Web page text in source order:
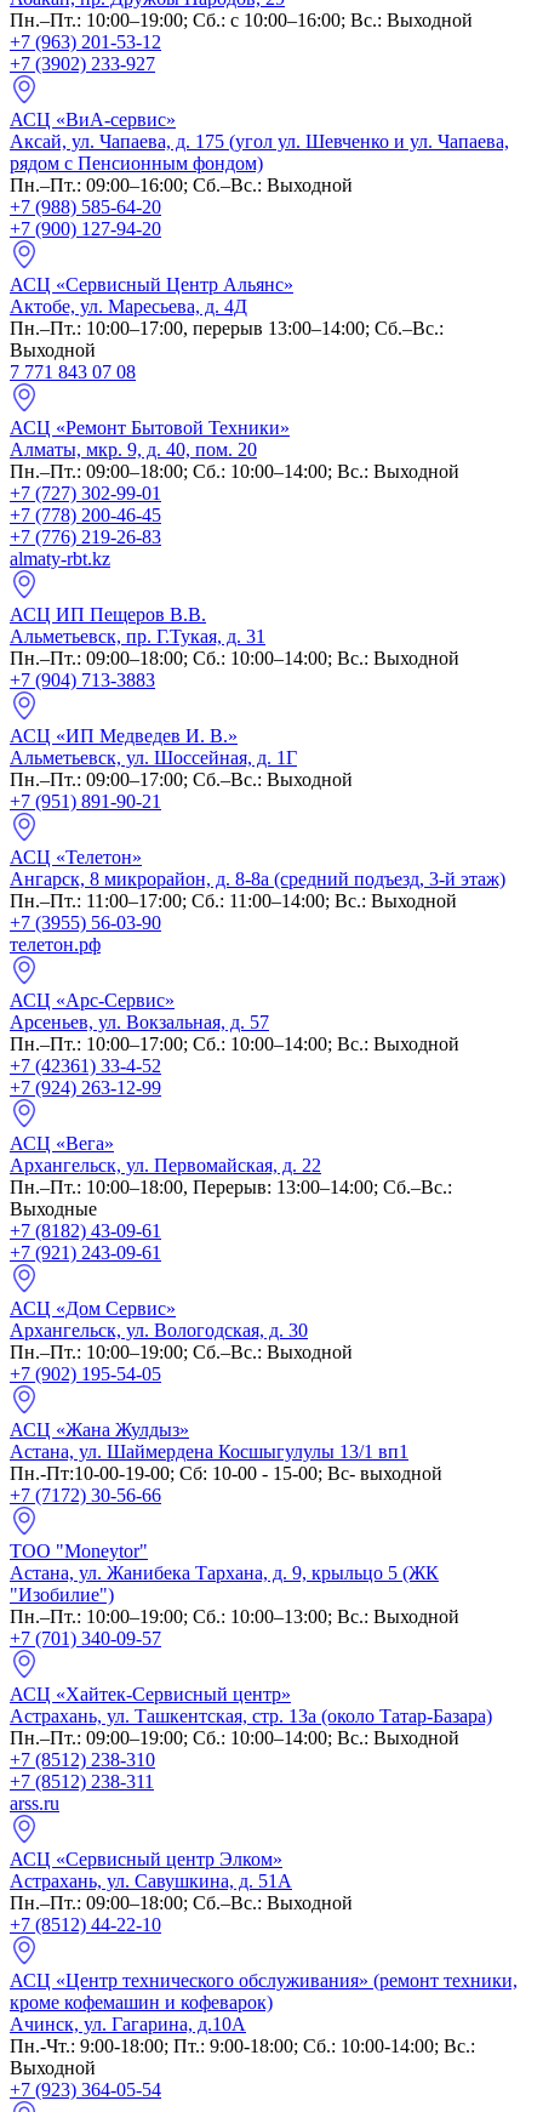
Пн.–Пт.: 10:00–19:00; Сб.: с 10:00–16:00; Вс.: Выходной
+7 (963) 201-53-12
+7 (3902) 233-927
АСЦ «ВиА-сервис»
Аксай, ул. Чапаева, д. 175 (угол ул. Шевченко и ул. Чапаева,
рядом с Пенсионным фондом)
Пн.–Пт.: 09:00–16:00; Сб.–Вс.: Выходной
+7 (988) 585-64-20
+7 (900) 127-94-20
АСЦ «Сервисный Центр Альянс»
Актобе, ул. Маресьева, д. 4Д
Пн.–Пт.: 10:00–17:00, перерыв 13:00–14:00; Сб.–Вс.:
Выходной
7 771 843 07 08
АСЦ «Ремонт Бытовой Техники»
Алматы, мкр. 9, д. 40, пом. 20
Пн.–Пт.: 09:00–18:00; Сб.: 10:00–14:00; Вс.: Выходной
+7 (727) 302-99-01
+7 (778) 200-46-45
+7 (776) 219-26-83
almaty-rbt.kz
АСЦ ИП Пещеров В.В.
Альметьевск, пр. Г.Тукая, д. 31
Пн.–Пт.: 09:00–18:00; Сб.: 10:00–14:00; Вс.: Выходной
+7 (904) 713-3883
АСЦ «ИП Медведев И. В.»
Альметьевск, ул. Шоссейная, д. 1Г
Пн.–Пт.: 09:00–17:00; Сб.–Вс.: Выходной
+7 (951) 891-90-21
АСЦ «Телетон»
Ангарск, 8 микрорайон, д. 8-8а (средний подъезд, 3-й этаж)
Пн.–Пт.: 11:00–17:00; Сб.: 11:00–14:00; Вс.: Выходной
+7 (3955) 56-03-90
телетон.рф
АСЦ «Арс-Сервис»
Арсеньев, ул. Вокзальная, д. 57
Пн.–Пт.: 10:00–17:00; Сб.: 10:00–14:00; Вс.: Выходной
+7 (42361) 33-4-52
+7 (924) 263-12-99
АСЦ «Вега»
Архангельск, ул. Первомайская, д. 22
Пн.–Пт.: 10:00–18:00, Перерыв: 13:00–14:00; Сб.–Вс.:
Выходные
+7 (8182) 43-09-61
+7 (921) 243-09-61
АСЦ «Дом Сервис»
Архангельск, ул. Вологодская, д. 30
Пн.–Пт.: 10:00–19:00; Сб.–Вс.: Выходной
+7 (902) 195-54-05
АСЦ «Жана Жулдыз»
Астана, ул. Шаймердена Косшыгулулы 13/1 вп1
Пн.-Пт:10-00-19-00; Сб: 10-00 - 15-00; Вс- выходной
+7 (7172) 30-56-66
ТОО "Moneytor"
Астана, ул. Жанибека Тархана, д. 9, крыльцо 5 (ЖК
"Изобилие")
Пн.–Пт.: 10:00–19:00; Сб.: 10:00–13:00; Вс.: Выходной
+7 (701) 340-09-57
АСЦ «Хайтек-Сервисный центр»
Астрахань, ул. Ташкентская, стр. 13а (около Татар-Базара)
Пн.–Пт.: 09:00–19:00; Сб.: 10:00–14:00; Вс.: Выходной
+7 (8512) 238-310
+7 (8512) 238-311
arss.ru
АСЦ «Сервисный центр Элком»
Астрахань, ул. Савушкина, д. 51А
Пн.–Пт.: 09:00–18:00; Сб.–Вс.: Выходной
+7 (8512) 44-22-10
АСЦ «Центр технического обслуживания» (ремонт техники,
кроме кофемашин и кофеварок)
Ачинск, ул. Гагарина, д.10А
Пн.-Чт.: 9:00-18:00; Пт.: 9:00-18:00; Сб.: 10:00-14:00; Вс.:
Выходной
+7 (923) 364-05-54